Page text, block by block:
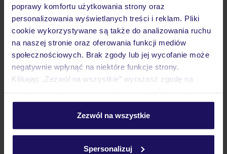
poprawy komfortu użytkowania strony oraz
personalizowania wyświetlanych treści i reklam. Pliki
cookie wykorzystywane są także do analizowania ruchu
na naszej stronie oraz oferowania funkcji mediów
społecznościowych. Brak zgody lub jej wycofanie może
negatywnie wpłynąć na niektóre funkcje strony.
Klikając „Zezwól na wszystkie” wyrażasz zgodę na
personalizować swój wybór wchodząc w zakładkę
Szczegółowe informacje o plikach cookie znajdziesz
Zezwól na wszystkie
Spersonalizuj
Opinie
Pokoje